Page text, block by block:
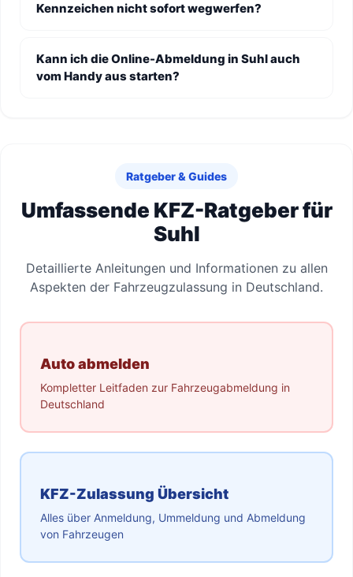
Kennzeichen nicht sofort wegwerfen?
Kann ich die Online-Abmeldung in Suhl auch
vom Handy aus starten?
Ratgeber & Guides
Umfassende KFZ-Ratgeber für
Suhl
Detaillierte Anleitungen und Informationen zu allen
Aspekten der Fahrzeugzulassung in Deutschland.
Auto abmelden
Kompletter Leitfaden zur Fahrzeugabmeldung in
Deutschland
KFZ-Zulassung Übersicht
Alles über Anmeldung, Ummeldung und Abmeldung
von Fahrzeugen